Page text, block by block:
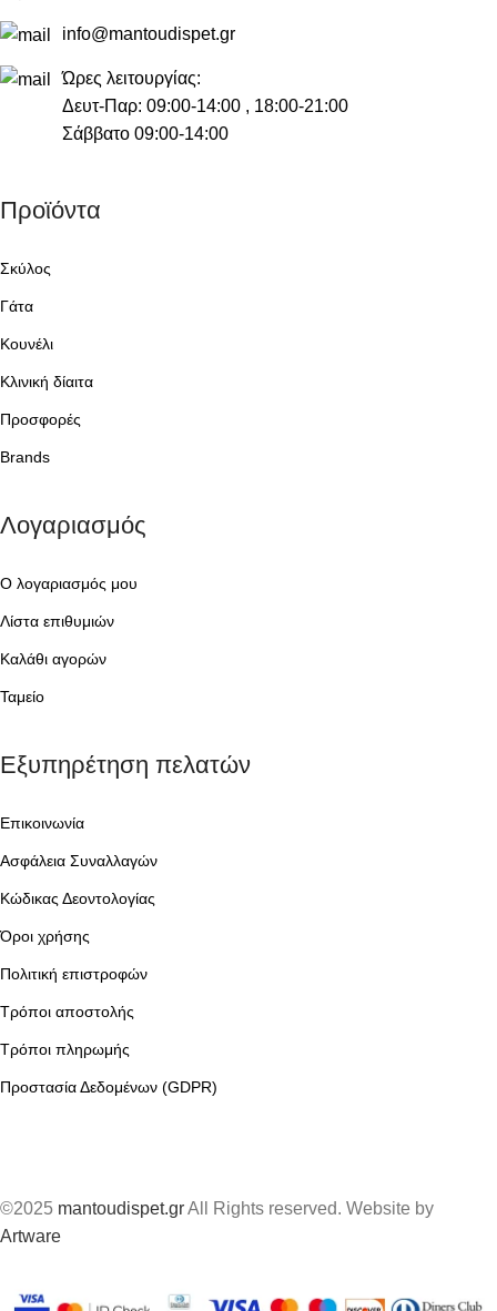
info@mantoudispet.gr
Ώρες λειτουργίας:
Δευτ-Παρ: 09:00-14:00 , 18:00-21:00
Σάββατο 09:00-14:00
Προϊόντα
Σκύλος
Γάτα
Κουνέλι
Κλινική δίαιτα
Προσφορές
Brands
Λογαριασμός
Ο λογαριασμός μου
Λίστα επιθυμιών
Καλάθι αγορών
Ταμείο
Εξυπηρέτηση πελατών
Επικοινωνία
Ασφάλεια Συναλλαγών
Κώδικας Δεοντολογίας
Όροι χρήσης
Πολιτική επιστροφών
Τρόποι αποστολής
Τρόποι πληρωμής
Προστασία Δεδομένων (GDPR)
©2025 mantoudispet.grAll Rights reserved. Website by
Artware